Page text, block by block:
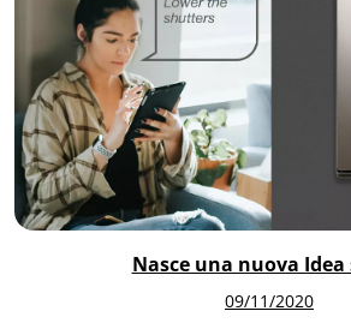
Nasce una nuova
09/11/2020